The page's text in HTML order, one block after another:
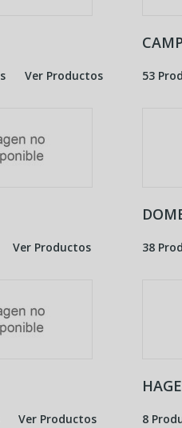
Ver Productos 53
Ver Productos 38
Ver Productos 8